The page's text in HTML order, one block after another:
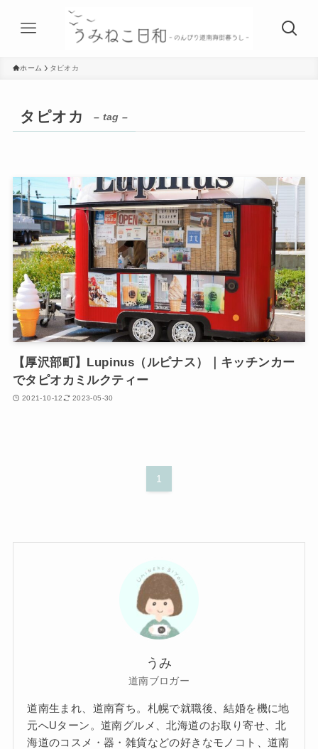
ホーム タピオカ
タピオカ – tag –
【厚沢部町】Lupinus（ルピナス）｜キッチンカー
でタピオカミルクティー
2021-10-12 2023-05-30
1
うみ
道南ブロガー
道南生まれ、道南育ち。札幌で就職後、結婚を機に地
元へUターン。道南グルメ、北海道のお取り寄せ、北
海道のコスメ・器・雑貨などの好きなモノコト、道南